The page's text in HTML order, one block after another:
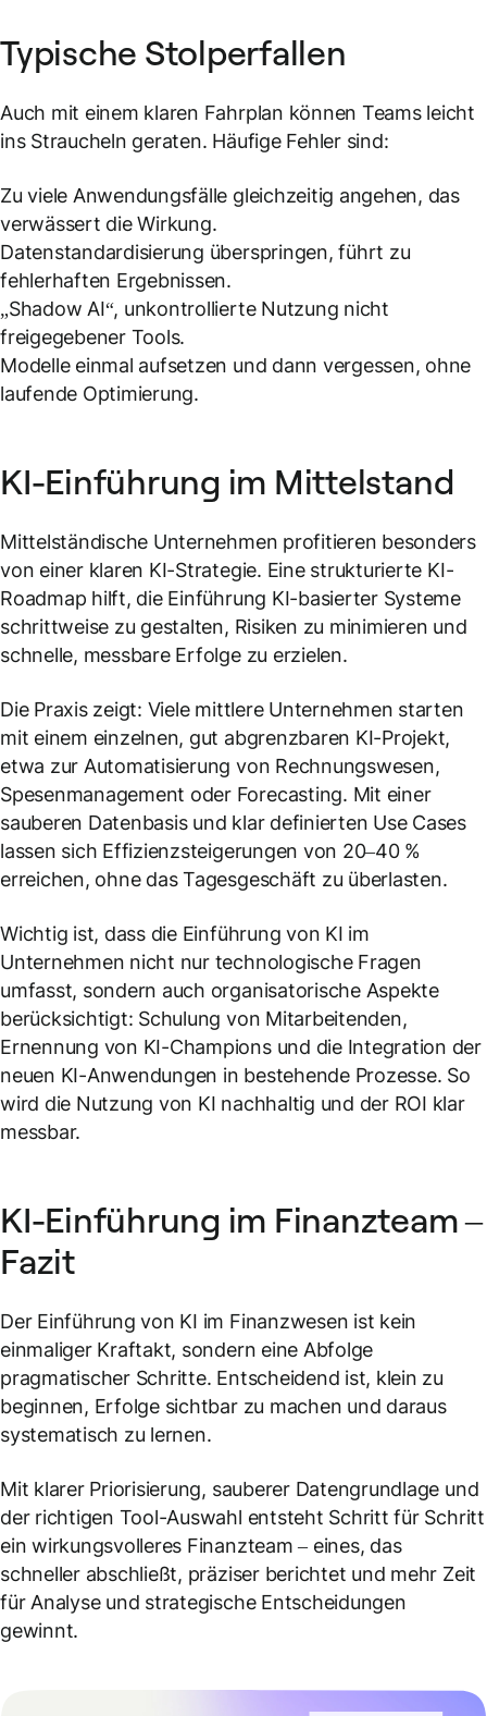
Typische Stolperfallen
Auch mit einem klaren Fahrplan können Teams leicht
ins Straucheln geraten. Häufige Fehler sind:
Zu viele Anwendungsfälle gleichzeitig angehen, das
verwässert die Wirkung.
Datenstandardisierung überspringen, führt zu
fehlerhaften Ergebnissen.
„Shadow AI“, unkontrollierte Nutzung nicht
freigegebener Tools.
Modelle einmal aufsetzen und dann vergessen, ohne
laufende Optimierung.
KI-Einführung im Mittelstand
Mittelständische Unternehmen profitieren besonders
von einer klaren KI-Strategie. Eine strukturierte KI-
Roadmap hilft, die Einführung KI-basierter Systeme
schrittweise zu gestalten, Risiken zu minimieren und
schnelle, messbare Erfolge zu erzielen.
Die Praxis zeigt: Viele mittlere Unternehmen starten
mit einem einzelnen, gut abgrenzbaren KI-Projekt,
etwa zur Automatisierung von Rechnungswesen,
Spesenmanagement oder Forecasting. Mit einer
sauberen Datenbasis und klar definierten Use Cases
lassen sich Effizienzsteigerungen von 20–40 %
erreichen, ohne das Tagesgeschäft zu überlasten.
Wichtig ist, dass die Einführung von KI im
Unternehmen nicht nur technologische Fragen
umfasst, sondern auch organisatorische Aspekte
berücksichtigt: Schulung von Mitarbeitenden,
Ernennung von KI-Champions und die Integration der
neuen KI-Anwendungen in bestehende Prozesse. So
wird die Nutzung von KI nachhaltig und der ROI klar
messbar.
KI-Einführung im Finanzteam –
Fazit
Der Einführung von KI im Finanzwesen ist kein
einmaliger Kraftakt, sondern eine Abfolge
pragmatischer Schritte. Entscheidend ist, klein zu
beginnen, Erfolge sichtbar zu machen und daraus
systematisch zu lernen.
Mit klarer Priorisierung, sauberer Datengrundlage und
der richtigen Tool-Auswahl entsteht Schritt für Schritt
ein wirkungsvolleres Finanzteam – eines, das
schneller abschließt, präziser berichtet und mehr Zeit
für Analyse und strategische Entscheidungen
gewinnt.